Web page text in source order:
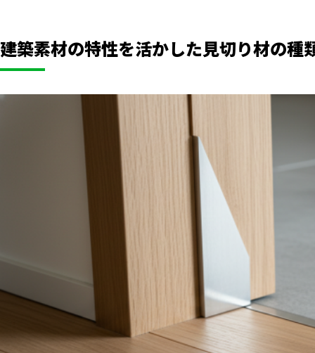
建築素材の特性を活かした見切り材の種